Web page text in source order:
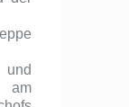
am